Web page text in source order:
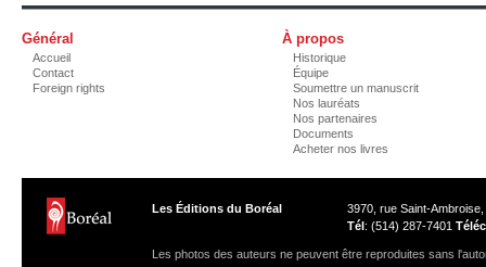
Général
Accueil
Contact
Foreign rights
À propos
Historique
Équipe
Soumettre un manuscrit
Nos lauréats
Nos partenaires
Documents
Acheter nos livres
Les Éditions du Boréal
3970, rue Saint-
Tél: (514) 287-7401 Téléc
Les photos des auteurs ne peuvent être reproduites sans